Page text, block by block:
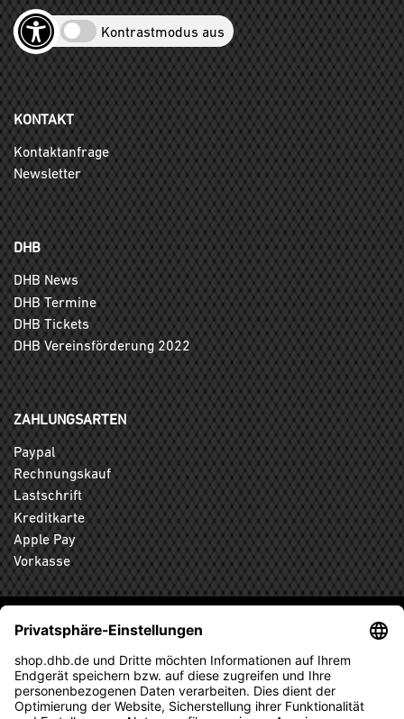
Kontrastmodus aus
KONTAKT
Kontaktanfrage
Newsletter
DHB
DHB News
DHB Termine
DHB Tickets
DHB Vereinsförderung 2022
ZAHLUNGSARTEN
Paypal
Rechnungskauf
Lastschrift
Kreditkarte
Apple Pay
Vorkasse
ABONNIEREN SIE DEN KOSTENLOSEN DHB-FANSHOP
NEWSLETTER UND VERPASSEN SIE KEINE NEUIGKEIT ODER
AKTION MEHR.
ANMELDEN